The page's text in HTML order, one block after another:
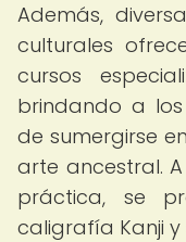
Además,
culturales
cursos
brindando a
de sumergirse
arte ancestral.
práctica, se
caligrafía Kanji